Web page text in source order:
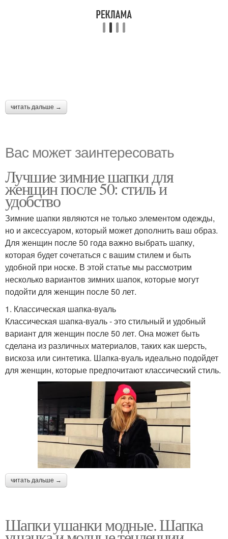
читать дальше →
Вас может заинтересовать
Лучшие зимние шапки для
женщин после 50: стиль и
удобство
Зимние шапки являются не только элементом одежды,
но и аксессуаром, который может дополнить ваш образ.
Для женщин после 50 года важно выбрать шапку,
которая будет сочетаться с вашим стилем и быть
удобной при носке. В этой статье мы рассмотрим
несколько вариантов зимних шапок, которые могут
подойти для женщин после 50 лет.
1. Классическая шапка-вуаль
Классическая шапка-вуаль - это стильный и удобный
вариант для женщин после 50 лет. Она может быть
сделана из различных материалов, таких как шерсть,
вискоза или синтетика. Шапка-вуаль идеально подойдет
для женщин, которые предпочитают классический стиль.
читать дальше →
Шапки ушанки модные. Шапка